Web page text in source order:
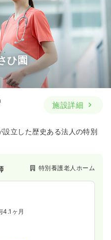
ひ園
施設詳細
設立した歴史ある法人の特別
特別養護老人ホーム
4.1ヶ月